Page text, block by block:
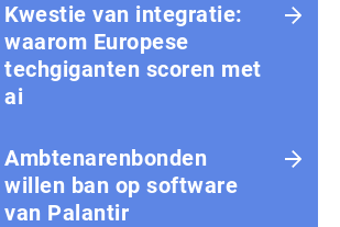
Kwestie van integratie:
waarom Europese
techgiganten scoren met
ai
Amb­te­na­ren­bon­den
willen ban op software
van Palantir